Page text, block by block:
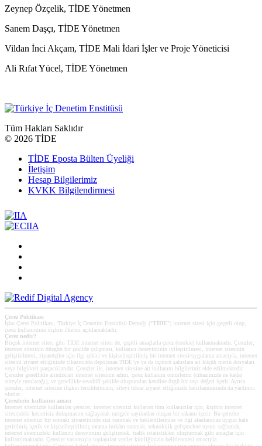
Zeynep Özçelik, TİDE Yönetmen
Sanem Daşçı, TİDE Yönetmen
Vildan İnci Akçam, TİDE Mali İdari İşler ve Proje Yöneticisi
Ali Rıfat Yücel, TİDE Yönetmen
Tüm Hakları Saklıdır
© 2026 TİDE
TİDE Eposta Bülten Üyeliği
İletişim
Hesap Bilgilerimiz
KVKK Bilgilendirmesi
Çerez Politikası
İşbu Çerez Politikası, Türkiye İç Denetim Enstitüsü Derneği (" TİDE ") internet sitesi için geçerli olup,
çerez kullanımına ilişkin ilkeleri açıklamaktadır.
Çerez nedir?
Birçok internet sitesi gibi TİDE internet sitesi de, çeşitli amaçlarla çerez (cookie) kullanmaktadır. Çerezler;
internet sitesinin düzgün bir şekilde çalışması, kullanıcı deneyiminin iyileştirilmesi, internet sitesinin
geliştirilmesi, ziyaretçiler için ilgi çekici ve kişiselleştirilmiş bir internet sitesi/uygulama amacıyla, internet
sitesini ziyaret ettiğinizde cihazınızda depolanan TİDE’ye ya da üçüncü şahıslara ait küçük metin dosyaları
veya bilgi/veri parçacıklarıdır. Çerezler ile, internet sitesine ait kullanım bilgileriniz elde edilmektedir.
Çerezler genellikle alındıkları internet sitesinin adını, çerez kullanım ömürlerini (cihazınızda ne kadar
süreyle tutulacağı), ve genellikle tesadüfî şekilde oluşturulan kendine özgü bir sayı değeri içerir. Ayrıca
çerezler, internet sitesine ilişkin tercihlerinizin, siteyi tekrar ziyaret ettiğinizde hatırlanmasında da yardımcı
olurlar.
Çerezlerin kullanım amacı
Internet sitemizde kullanılan çerezler, internet sitemizi kullanan tüm kullanıcılar için, kişinin internet
sitesindeki kesintisiz dolaşmasını sağlayacak rastgele sayılardan oluşan bir rakamı içerir. Bu çerezler
internet sitemizi bir sonraki ziyaretinizde sizi tanımak ve beklentilerinize ve ilgi alanlarınıza uygun hale
getirilmiş içerik ve kişiselleştirilmiş tarama imkânı sunmak, teknolojik gelişmelere uyum sağlamak,
internet sitemizdeki kullanıcı deneyimini geliştirmek, trafik istatistikleri oluşturmak gibi amaçlar için
kullanılmaktadır. Çerezler vasıtasıyla toplanılan veriler kimliğinizin belirlenmesi amacıyla